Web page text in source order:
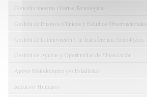
Consulta nuestras Ofertas Tecnológicas
Gestión de Ensayos Clínicos y Estudios Observacionales
Gestión de la Innovación y la Transferencia Tecnológica
Gestión de Ayudas y Oportunidad de Financiación
Apoyo Metodológico y/o Estadístico
Recursos Humanos